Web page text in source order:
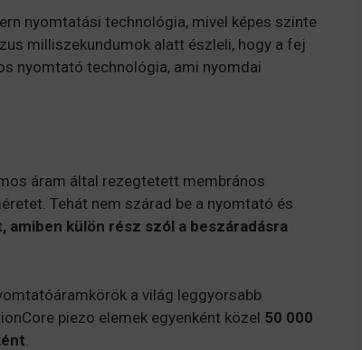
nyomtatási technológia, mivel képes szinte
milliszekundumok alatt észleli, hogy a fej
nyomtató technológia, ami nyomdai
áram által rezegtetett membrános
Tehát nem szárad be a nyomtató és
külön rész szól a beszáradásra
a világ leggyorsabb
piezo elemek egyenként közel 50 000